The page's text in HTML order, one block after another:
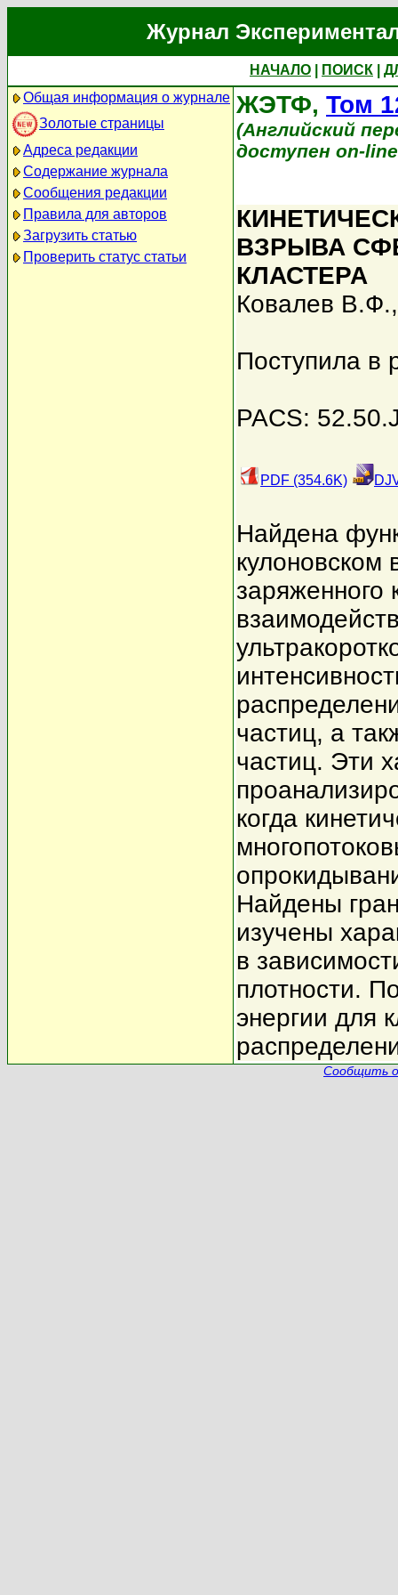
Журнал
НАЧАЛО ПОИСК
Общая информация о журнале
Золотые страницы
Адреса редакции
Содержание журнала
Сообщения редакции
Правила для авторов
Загрузить статью
Проверить статус статьи
ЖЭТФ, Том
(Английский
доступен on-
ВЗРЫВА
КЛАСТЕРА
Ковалев В.Ф.
Поступила в
PACS:
PDF (354.6K)
Найдена
кулоновском
заряженного
частиц, а
частиц. Эти
когда
Найдены
изучены
в
плотности.
энергии для
Сообщить о